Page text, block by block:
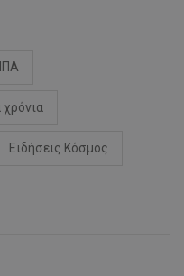
Ειδήσεις Κόσμος